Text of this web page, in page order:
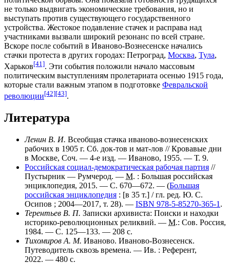
не только выдвигать экономические требования, но и
выступать против существующего государственного
устройства. Жестокое подавление стачек и расправа над
участниками вызвали широкий резонанс по всей стране.
Вскоре после событий в Иваново-Вознесенске начались
стачки протеста в других городах: Петроград, Москва, Тула,
Харьков[41]. Эти события положили начало массовым
политическим выступлениям пролетариата осенью 1915 года,
которые стали важным этапом в подготовке Февральской
революции[42][43].
Литература
Ленин В. И. Всеобщая стачка иваново-вознесенских
рабочих в 1905 г. Сб. док-тов и мат-лов // Кровавые дни
в Москве, Соч. — 4-е изд. — Иваново, 1955. — Т. 9.
Российская социал-демократическая рабочая партия //
Пустырник — Румчерод. — М. : Большая российская
энциклопедия, 2015. — С. 670—672. — (Большая
российская энциклопедия : [в 35 т.] / гл. ред. Ю. С.
Осипов ; 2004—2017, т. 28). — ISBN 978-5-85270-365-1 .
Терентьев В. П. Записки архивиста: Поиски и находки
историко-революционных реликвий. — М.: Сов. Россия,
1984. — С. 125—133. — 208 с.
Тихомиров А. М. Иваново. Иваново-Вознесенск.
Путеводитель сквозь времена. — Ив. : Референт,
2022. — 480 с.